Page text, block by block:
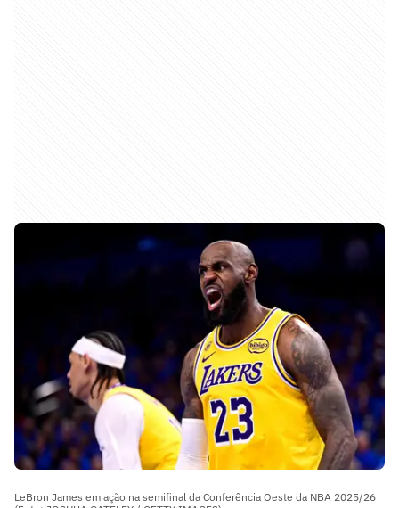
LeBron James em ação na semifinal da Conferência Oeste da NBA 2025/26